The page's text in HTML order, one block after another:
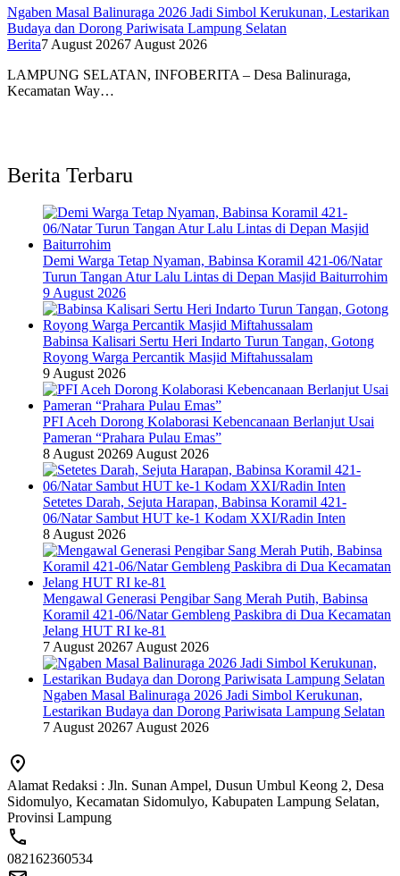
Ngaben Masal Balinuraga 2026 Jadi Simbol Kerukunan, Lestarikan
Budaya dan Dorong Pariwisata Lampung Selatan
Berita7 August 20267 August 2026
LAMPUNG SELATAN, INFOBERITA – Desa Balinuraga,
Kecamatan Way…
Berita Terbaru
Demi Warga Tetap Nyaman, Babinsa Koramil 421-06/Natar
Turun Tangan Atur Lalu Lintas di Depan Masjid Baiturrohim
9 August 2026
Babinsa Kalisari Sertu Heri Indarto Turun Tangan, Gotong
Royong Warga Percantik Masjid Miftahussalam
9 August 2026
PFI Aceh Dorong Kolaborasi Kebencanaan Berlanjut Usai
Pameran “Prahara Pulau Emas”
8 August 20269 August 2026
Setetes Darah, Sejuta Harapan, Babinsa Koramil 421-
06/Natar Sambut HUT ke-1 Kodam XXI/Radin Inten
8 August 2026
Mengawal Generasi Pengibar Sang Merah Putih, Babinsa
Koramil 421-06/Natar Gembleng Paskibra di Dua Kecamatan
Jelang HUT RI ke-81
7 August 20267 August 2026
Ngaben Masal Balinuraga 2026 Jadi Simbol Kerukunan,
Lestarikan Budaya dan Dorong Pariwisata Lampung Selatan
7 August 20267 August 2026
Alamat Redaksi : Jln. Sunan Ampel, Dusun Umbul Keong 2, Desa
Sidomulyo, Kecamatan Sidomulyo, Kabupaten Lampung Selatan,
Provinsi Lampung
082162360534